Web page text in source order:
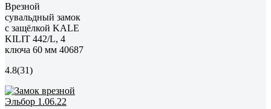
Врезной
сувальдный замок
с защёлкой KALE
KILIT 442/L, 4
ключа 60 мм 40687
4.8(31)